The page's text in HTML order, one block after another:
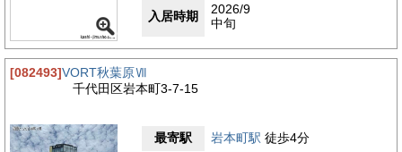
入居時期
2026/9
中旬
[082493]VORT秋葉原Ⅶ
千代田区岩本町3-7-15
最寄駅 岩本町駅 徒歩4分